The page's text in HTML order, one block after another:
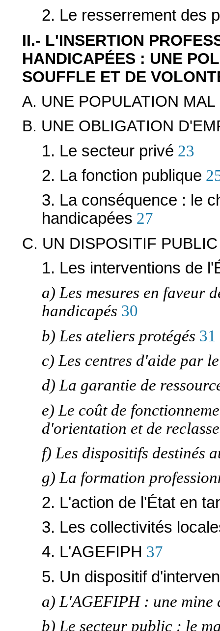
2. Le resserrement des
II.- L'INSERTION
HANDICAPÉES : UNE
SOUFFLE ET DE
A. UNE POPULATION
B. UNE OBLIGATION
1. Le secteur privé 23
2. La fonction publique
3. La conséquence : le
handicapées 27
C. UN DISPOSITIF
1. Les interventions de
a) Les mesures en faveur
handicapés 30
b) Les ateliers protégés 31
c) Les centres d'aide par
d) La garantie de
e) Le coût de
d'orientation et de
f) Les dispositifs destinés
g) La formation
2. L'action de l'État en
3. Les collectivités
4. L'AGEFIPH 37
5. Un dispositif
a) L'AGEFIPH : une mine
b) Le secteur public : le